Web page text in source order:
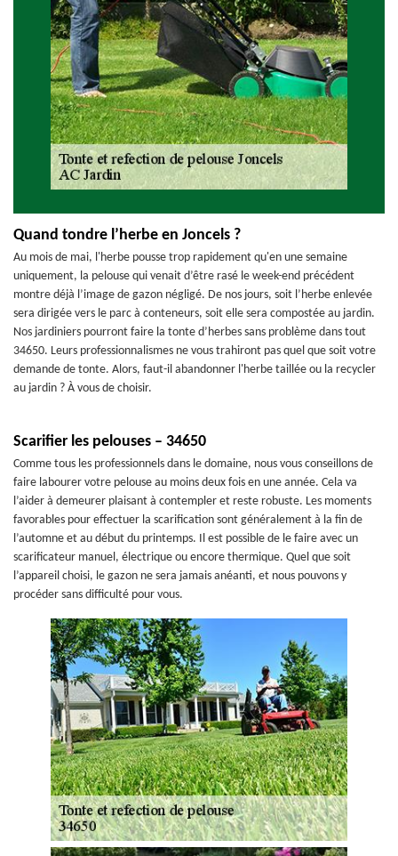
Quand tondre l’herbe en Joncels ?
Au mois de mai, l'herbe pousse trop rapidement qu'en une semaine
uniquement, la pelouse qui venait d’être rasé le week-end précédent
montre déjà l’image de gazon négligé. De nos jours, soit l’herbe enlevée
sera dirigée vers le parc à conteneurs, soit elle sera compostée au jardin.
Nos jardiniers pourront faire la tonte d’herbes sans problème dans tout
34650. Leurs professionnalismes ne vous trahiront pas quel que soit votre
demande de tonte. Alors, faut-il abandonner l'herbe taillée ou la recycler
au jardin ? À vous de choisir.
Scarifier les pelouses – 34650
Comme tous les professionnels dans le domaine, nous vous conseillons de
faire labourer votre pelouse au moins deux fois en une année. Cela va
l’aider à demeurer plaisant à contempler et reste robuste. Les moments
favorables pour effectuer la scarification sont généralement à la fin de
l’automne et au début du printemps. Il est possible de le faire avec un
scarificateur manuel, électrique ou encore thermique. Quel que soit
l’appareil choisi, le gazon ne sera jamais anéanti, et nous pouvons y
procéder sans difficulté pour vous.